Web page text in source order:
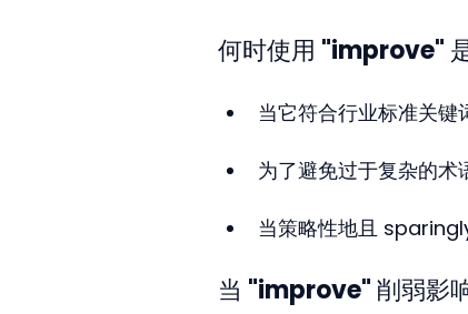
何时使用 "improve"
当它符合行业标准关键
为了避免过于复杂的术
当策略性地且
当 "improve" 削弱影